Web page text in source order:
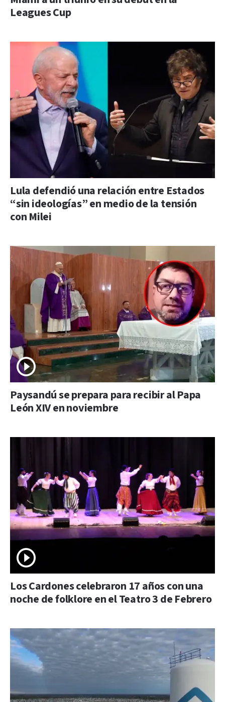
Leagues Cup
Lula defendió una relación entre Estados
“sin ideologías” en medio de la tensión
con Milei
Paysandú se prepara para recibir al Papa
León XIV en noviembre
Los Cardones celebraron 17 años con una
noche de folklore en el Teatro 3 de Febrero